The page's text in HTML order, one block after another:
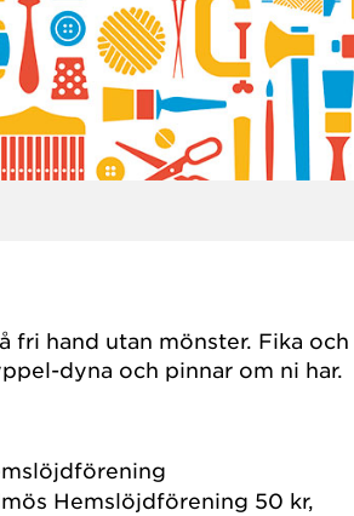
fri hand utan mönster. Fika och
dyna och pinnar om ni har.
Hemslöjdförening 50 kr,